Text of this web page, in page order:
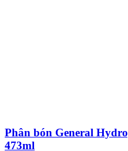
Phân bón General
473ml